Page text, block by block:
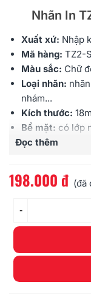
Nhãn In
Xuất xứ: Nhập
Mã hàng: TZ2-
Màu sắc: Chữ
Loại nhãn:
nhám...
Kích thước:
Bề mặt: có lớp
Đặc điểm nhãn:
cường độ ánh
Sử dụng cho:
Đọc thêm
198.000 đ (đã
-